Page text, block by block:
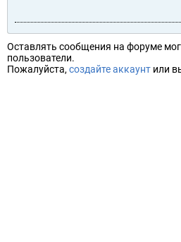
Оставлять сообщения на форуме
пользователи.
Пожалуйста, создайте аккаунт или